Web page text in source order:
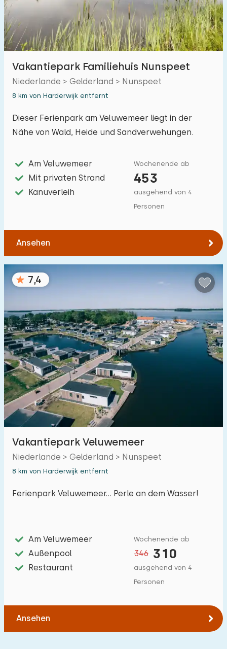
Vakantiepark Familiehuis Nunspeet
Niederlande > Gelderland > Nunspeet
8 km von Harderwijk entfernt
Dieser Ferienpark am Veluwemeer liegt in der
Nähe von Wald, Heide und Sandverwehungen.
Am Veluwemeer
Mit privaten Strand
Kanuverleih
Wochenende ab
453
ausgehend von 4
Personen
Ansehen
7,4
Vakantiepark Veluwemeer
Niederlande > Gelderland > Nunspeet
8 km von Harderwijk entfernt
Ferienpark Veluwemeer... Perle an dem Wasser!
Am Veluwemeer
Außenpool
Restaurant
Wochenende ab
346 310
ausgehend von 4
Personen
Ansehen